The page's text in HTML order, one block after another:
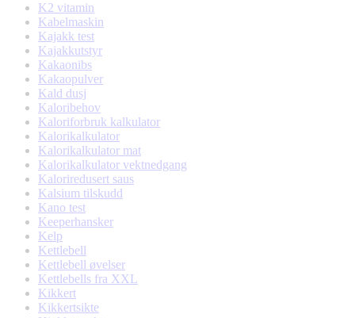
K2 vitamin
Kabelmaskin
Kajakk test
Kajakkutstyr
Kakaonibs
Kakaopulver
Kald dusj
Kaloribehov
Kaloriforbruk kalkulator
Kalorikalkulator
Kalorikalkulator mat
Kalorikalkulator vektnedgang
Kaloriredusert saus
Kalsium tilskudd
Kano test
Keeperhansker
Kelp
Kettlebell
Kettlebell øvelser
Kettlebells fra XXL
Kikkert
Kikkertsikte